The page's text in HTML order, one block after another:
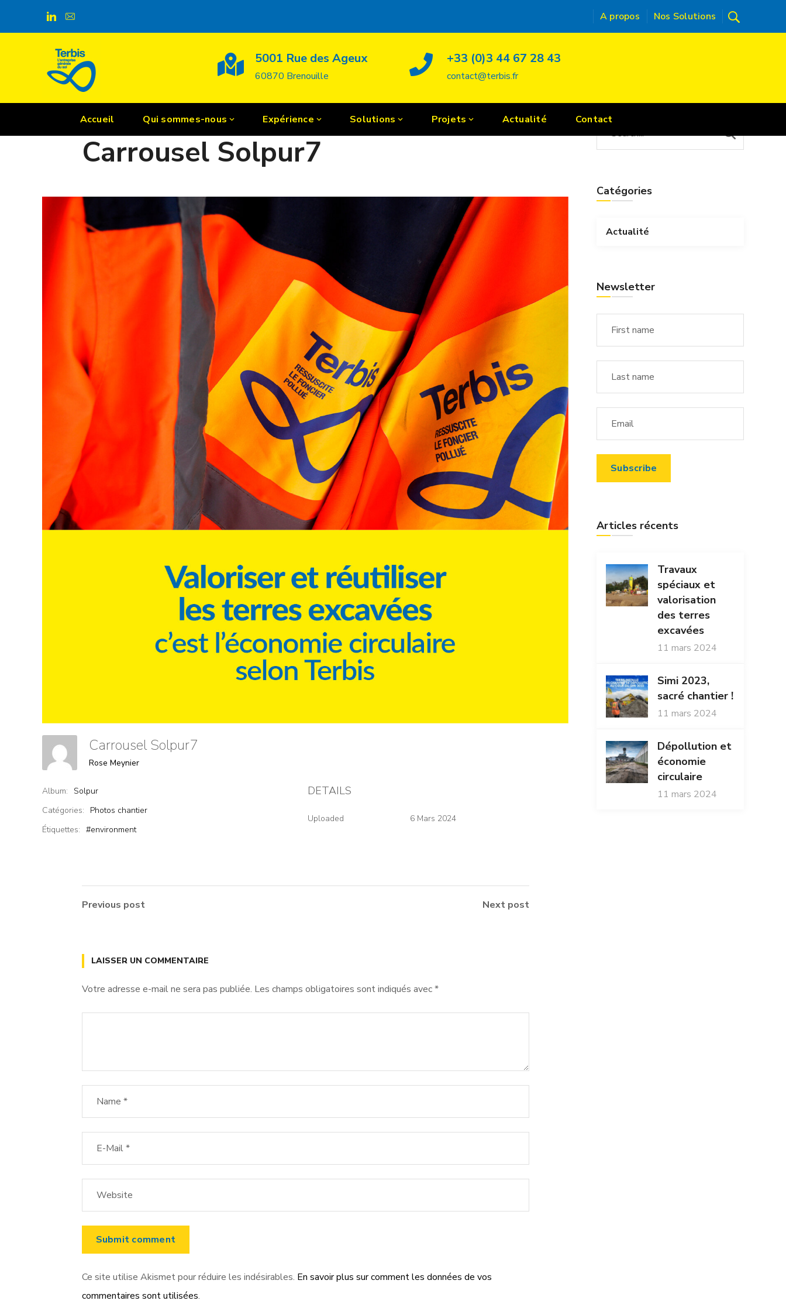
A propos Nos Solutions
5001 Rue des Ageux
60870 Brenouille
+33 (0)3 44 67 28 43
contact@terbis.fr
Accueil Qui sommes-nous Expérience Solutions Projets Actualité Contact
Gmedia
POSTED ON 6 MARS 2024
Carrousel Solpur7
Carrousel Solpur7
Rose Meynier
Album:
Solpur
Catégories:
Photos chantier
Étiquettes: #environment
DETAILS
Uploaded 6 Mars 2024
Previous post Next post
LAISSER UN COMMENTAIRE
Votre adresse e-mail ne sera pas publiée. Les champs obligatoires sont indiqués avec*
Ce site utilise Akismet pour réduire les indésirables. En savoir plus sur comment les données de vos
commentaires sont utilisées.
Catégories
Actualité
Newsletter
Articles récents
Travaux
spéciaux et
valorisation
des terres
excavées
11 mars 2024
Simi 2023,
sacré chantier !
11 mars 2024
Dépollution et
économie
circulaire
11 mars 2024